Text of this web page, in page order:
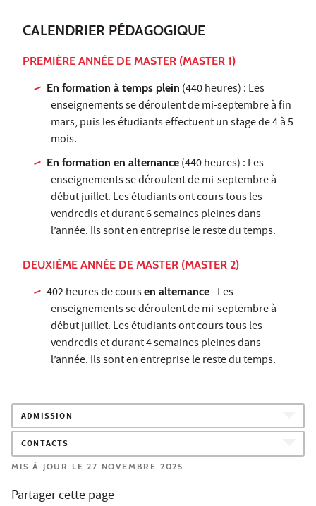
CALENDRIER PÉDAGOGIQUE
PREMIÈRE ANNÉE DE MASTER (MASTER 1)
En formation à temps plein (440 heures) : Les
enseignements se déroulent de mi-septembre à fin
mars, puis les étudiants effectuent un stage de 4 à 5
mois.
En formation en alternance (440 heures) : Les
enseignements se déroulent de mi-septembre à
début juillet. Les étudiants ont cours tous les
vendredis et durant 6 semaines pleines dans
l’année. Ils sont en entreprise le reste du temps.
DEUXIÈME ANNÉE DE MASTER (MASTER 2)
402 heures de coursen alternance- Les
enseignements se déroulent de mi-septembre à
début juillet. Les étudiants ont cours tous les
vendredis et durant 4 semaines pleines dans
l’année. Ils sont en entreprise le reste du temps.
ADMISSION
CONTACTS
MIS À JOUR LE 27 NOVEMBRE 2025
Partager cette page